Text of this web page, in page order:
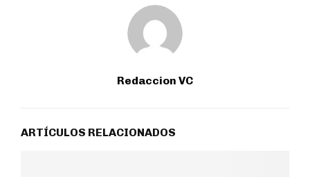
Redaccion VC
ARTÍCULOS RELACIONADOS